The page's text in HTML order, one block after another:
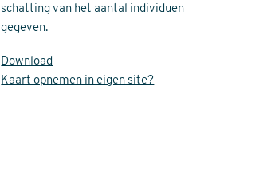
schatting van het aantal individuen
gegeven.
Download
Kaart opnemen in eigen site?